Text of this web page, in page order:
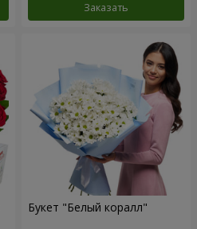
Заказать
Букет "Белый коралл"